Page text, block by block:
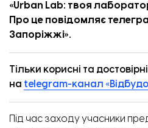
«Urban Lab: твоя
Про це повідомляє
Запоріжжі».
Тільки корисні та
на telegram-канал
Під час заходу учасники